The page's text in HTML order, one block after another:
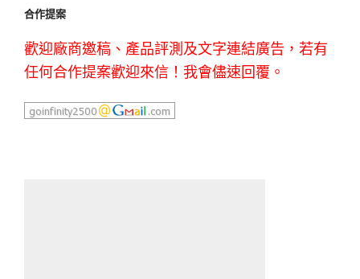
合作提案
歡迎廠商邀稿、產品評測及文字連結廣告，若有
任何合作提案歡迎來信！我會儘速回覆。